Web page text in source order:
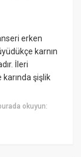
erken
karnın
İleri
karında şişlik
okuyun: